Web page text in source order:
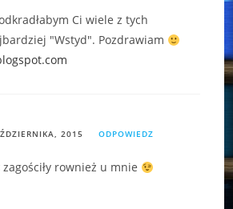
Ci wiele z tych
"Wstyd". Pozdrawiam
2015 ODPOWIEDZ
zagościły rownież u mnie